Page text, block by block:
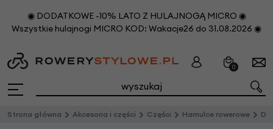
◉ DODATKOWE -10% LATO Z HULAJNOGĄ MICRO ◉
Wszystkie hulajnogi MICRO KOD: Wakacje26 do 31.08.2026 ◉
0
Strona główna Akcesoria i części Części Hamulce rowerowe